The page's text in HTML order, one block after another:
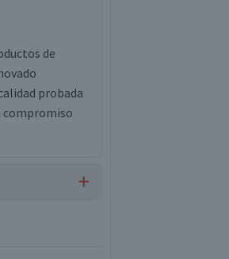
de
probada
compromiso